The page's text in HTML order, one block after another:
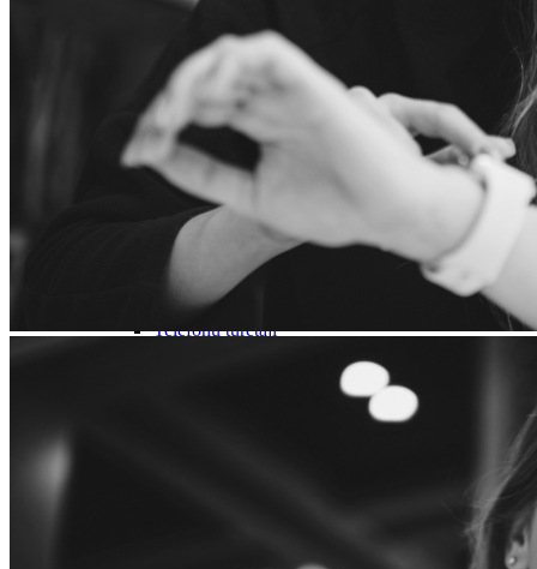
Nothing
Nokia
Doro
Piederumi
Vāciņi un maciņi
Aizsargstikli
Lādētāji un adapteri
Power banks
Austiņas
Brīvroku sistēmas
Irbuļi
Atmiņas kartes
Telefonu turētaji